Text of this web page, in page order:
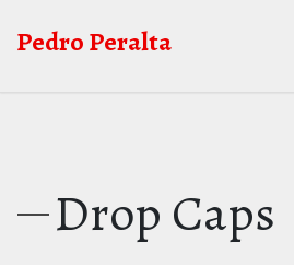
Pedro Peralta
Drop Caps